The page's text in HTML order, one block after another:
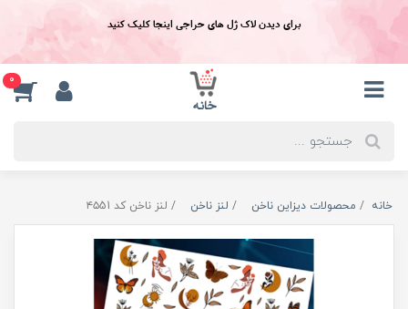
برای دیدن لاک ژل های حراجی اینجا کلیک کنید
0
خانه محصولات دیزاین ناخن لنز ناخن لنز ناخن کد ۴۵51